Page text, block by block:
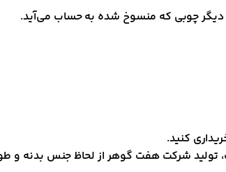
دیگر چوبی که منسوخ شده به حساب می‌آید.
کنید.
تولید شرکت هفت گوهر از لحاظ جنس بدنه و